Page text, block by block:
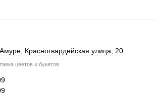
Красногвардейская улица, 20
цветов и букетов